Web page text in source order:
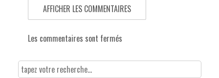
AFFICHER LES COMMENTAIRES
Les commentaires sont fermés